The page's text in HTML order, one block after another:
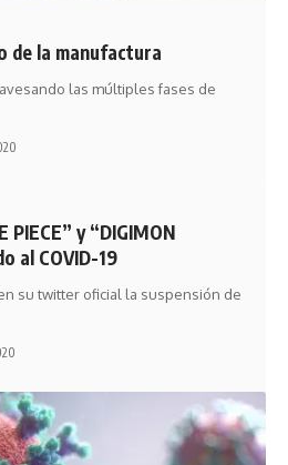
de la manufactura
las múltiples fases de
PIECE” y “DIGIMON
al COVID-19
su twitter oficial la suspensión de